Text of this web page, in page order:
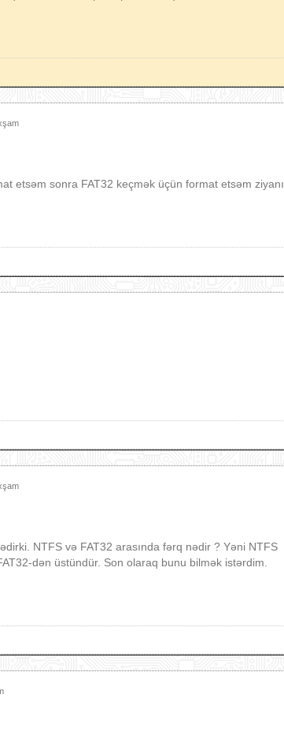
etsəm sonra FAT32 keçmək üçün format etsəm ziyanı
NTFS və FAT32 arasında fərq nədir ? Yəni NTFS
dən üstündür. Son olaraq bunu bilmək istərdim.